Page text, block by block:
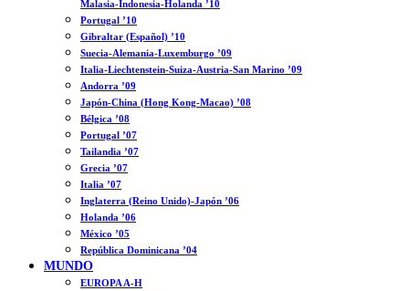
Malasia-Indonesia-Holanda ’10
Portugal ’10
Gibraltar (Español) ’10
Suecia-Alemania-Luxemburgo ’09
Italia-Liechtenstein-Suiza-Austria-San Marino ’09
Andorra ’09
Japón-China (Hong Kong-Macao) ’08
Bélgica ’08
Portugal ’07
Tailandia ’07
Grecia ’07
Italia ’07
Inglaterra (Reino Unido)-Japón ’06
Holanda ’06
México ’05
República Dominicana ’04
MUNDO
EUROPA A-H